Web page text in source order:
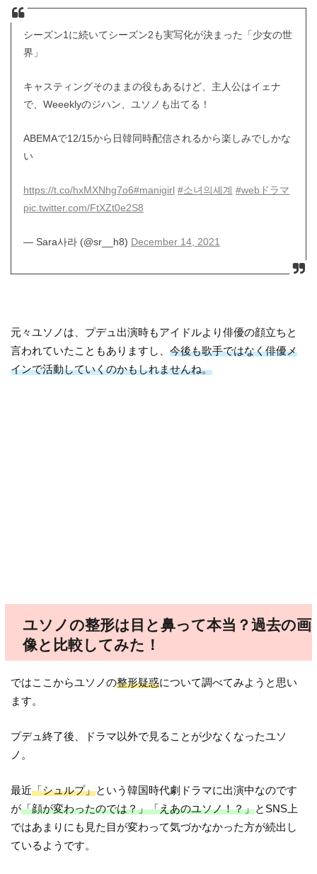
シーズン1に続いてシーズン2も実写化が決まった「少女の世
界」
キャスティングそのままの役もあるけど、主人公はイェナ
で、Weeeklyのジハン、ユソノも出てる！
ABEMAで12/15から日韓同時配信されるから楽しみでしかな
い
https://t.co/hxMXNhg7o6#manigirl #소녀의셰계 #webドラマ
pic.twitter.com/FtXZt0e2S8
— Sara사라 (@sr__h8) December 14, 2021
元々ユソノは、プデュ出演時もアイドルより俳優の顔立ちと
言われていたこともありますし、今後も歌手ではなく俳優メ
インで活動していくのかもしれませんね。
ユソノの整形は目と鼻って本当？過去の画
像と比較してみた！
ではここからユソノの整形疑惑について調べてみようと思い
ます。
プデュ終了後、ドラマ以外で見ることが少なくなったユソ
ノ。
最近「シュルプ」という韓国時代劇ドラマに出演中なのです
が「顔が変わったのでは？」「えあのユソノ！？」とSNS上
ではあまりにも見た目が変わって気づかなかった方が続出し
ているようです。